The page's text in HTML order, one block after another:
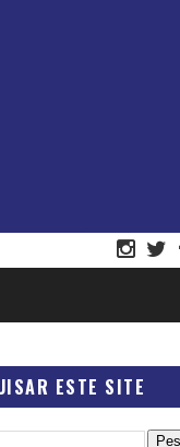
ESTE SITE